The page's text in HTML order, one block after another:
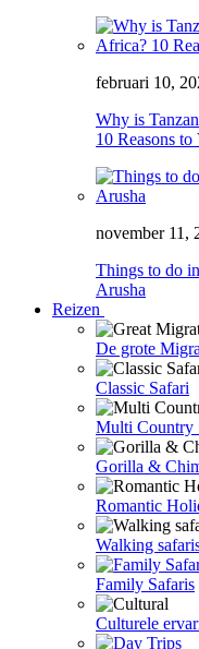
februari 10,
Why is
10 Reasons
november 11,
Things to do
Arusha
Reizen
De grote
Classic Safari
Multi Country
Gorilla &
Romantic
Walking
Family Safaris
Culturele